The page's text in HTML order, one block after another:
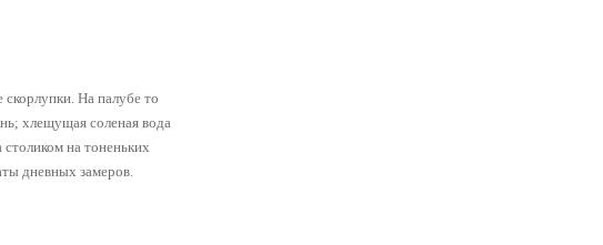
На палубе то
хлещущая соленая вода
на тоненьких
дневных замеров.